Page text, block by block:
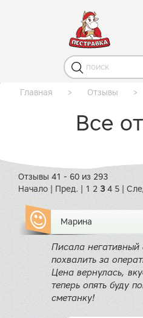
Главная > Отзывы >
Все
Отзывы 41 - 60 из 293
Начало
Пред. 1 2 3 4 5
Марина
Писала негативный
похвалить за
Цена вернулась,
теперь опять буду
сметанку!